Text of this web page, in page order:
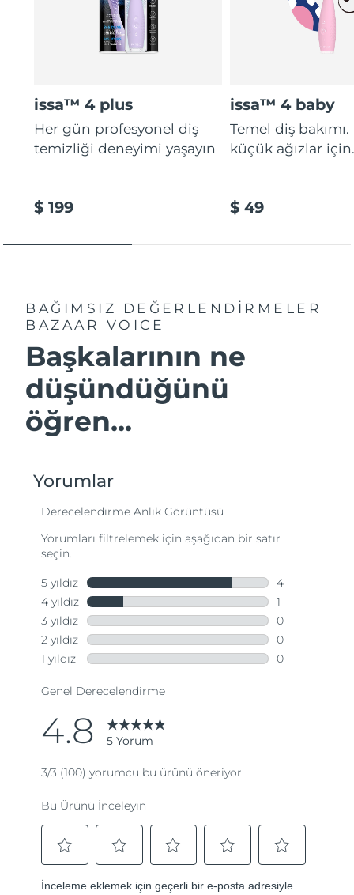
issa™ 4 plus
Her gün profesyonel diş
temizliği deneyimi yaşayın
$ 199
issa™ 4 baby
Temel diş
küçük ağızlar
$ 49
BAĞIMSIZ DEĞERLENDİRMELER
BAZAAR VOICE
Başkalarının ne
düşündüğünü
öğren...